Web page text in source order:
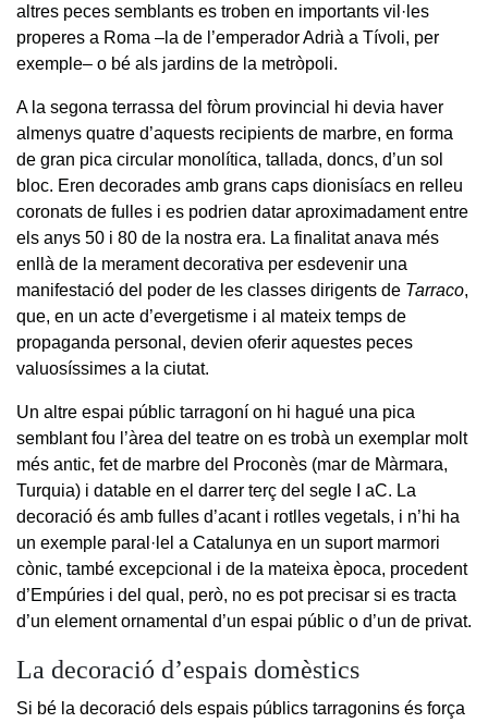
altres peces semblants es troben en importants vil·les
properes a Roma –la de l’emperador Adrià a Tívoli, per
exemple– o bé als jardins de la metròpoli.
A la segona terrassa del fòrum provincial hi devia haver
almenys quatre d’aquests recipients de marbre, en forma
de gran pica circular monolítica, tallada, doncs, d’un sol
bloc. Eren decorades amb grans caps dionisíacs en relleu
coronats de fulles i es podrien datar aproximadament entre
els anys 50 i 80 de la nostra era. La finalitat anava més
enllà de la merament decorativa per esdevenir una
manifestació del poder de les classes dirigents de Tarraco,
que, en un acte d’evergetisme i al mateix temps de
propaganda personal, devien oferir aquestes peces
valuosíssimes a la ciutat.
Un altre espai públic tarragoní on hi hagué una pica
semblant fou l’àrea del teatre on es trobà un exemplar molt
més antic, fet de marbre del Proconès (mar de Màrmara,
Turquia) i datable en el darrer terç del segle I aC. La
decoració és amb fulles d’acant i rotlles vegetals, i n’hi ha
un exemple paral·lel a Catalunya en un suport marmori
cònic, també excepcional i de la mateixa època, procedent
d’Empúries i del qual, però, no es pot precisar si es tracta
d’un element ornamental d’un espai públic o d’un de privat.
La decoració d’espais domèstics
Si bé la decoració dels espais públics tarragonins és força